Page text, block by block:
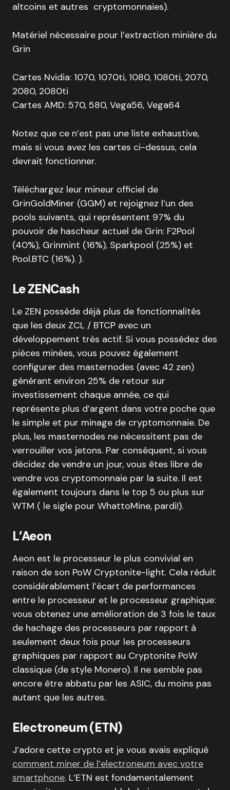
altcoins et autres cryptomonnaies).
Matériel nécessaire pour l’extraction minière du
Grin
Cartes Nvidia: 1070, 1070ti, 1080, 1080ti, 2070,
2080, 2080ti
Cartes AMD: 570, 580, Vega56, Vega64
Notez que ce n’est pas une liste exhaustive,
mais si vous avez les cartes ci-dessus, cela
devrait fonctionner.
Téléchargez leur mineur officiel de
GrinGoldMiner (GGM) et rejoignez l’un des
pools suivants, qui représentent 97% du
pouvoir de hascheur actuel de Grin: F2Pool
(40%), Grinmint (16%), Sparkpool (25%) et
Pool.BTC (16%). ).
Le ZENCash
Le ZEN possède déjà plus de fonctionnalités
que les deux ZCL / BTCP avec un
développement très actif. Si vous possédez des
pièces minées, vous pouvez également
configurer des masternodes (avec 42 zen)
générant environ 25% de retour sur
investissement chaque année, ce qui
représente plus d’argent dans votre poche que
le simple et pur minage de cryptomonnaie. De
plus, les masternodes ne nécessitent pas de
verrouiller vos jetons. Par conséquent, si vous
décidez de vendre un jour, vous êtes libre de
vendre vos cryptomonnaie par la suite. Il est
également toujours dans le top 5 ou plus sur
WTM ( le sigle pour WhattoMine, pardi!).
L’Aeon
Aeon est le processeur le plus convivial en
raison de son PoW Cryptonite-light. Cela réduit
considérablement l’écart de performances
entre le processeur et le processeur graphique:
vous obtenez une amélioration de 3 fois le taux
de hachage des processeurs par rapport à
seulement deux fois pour les processeurs
graphiques par rapport au Cryptonite PoW
classique (de style Monero). Il ne semble pas
encore être abbatu par les ASIC, du moins pas
autant que les autres.
Electroneum (ETN)
J’adore cette crypto et je vous avais expliqué
comment miner de l’electroneum avec votre
smartphone. L’ETN est fondamentalement